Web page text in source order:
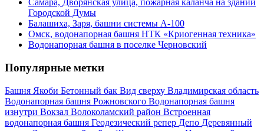
Самара, Дворянская улица, пожарная каланча на здании
Городской Думы
Балашиха, Заря, башни системы А-100
Омск, водонапорная башня НТК «Криогенная техника»
Водонапорная башня в поселке Черновский
Популярные метки
Башня Якоби Бетонный бак Вид сверху Владимирская область
Водонапорная башня Рожновского Водонапорная башня
изнутри Вокзал Волоколамский район Встроенная
водонапорная башня Геодезический репер Депо Деревянный